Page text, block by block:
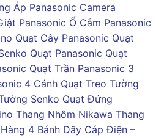
Áp Panasonic Camera
Panasonic Ổ Cắm Panasonic
Quạt Cây Panasonic Quạt
Quạt Panasonic Quạt
Quạt Trần Panasonic 3
4 Cánh Quạt Treo Tường
Senko Quạt Đứng
Thang Nhôm Nikawa Thang
4 Bánh Dây Cáp Điện –